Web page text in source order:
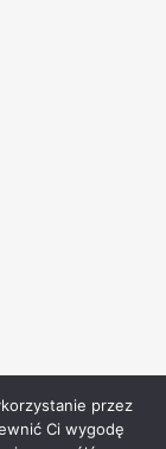
przez
Ci wygodę